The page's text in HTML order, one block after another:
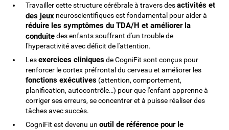
Travailler cette structure cérébrale à travers desactivités et
des jeux neuroscientifiques est fondamental pour aider à
réduire les symptômes du TDA/H et améliorer la
conduitedes enfants souffrant d'un trouble de
l'hyperactivité avec déficit de l'attention.
Lesexercices cliniquesde CogniFit sont conçus pour
renforcer le cortex préfrontal du cerveau et améliorer les
fonctions exécutives (attention, comportement,
planification, autocontrôle…) pour que l'enfant apprenne à
corriger ses erreurs, se concentrer et à puisse réaliser des
tâches avec succès.
CogniFit est devenu unoutil de référence pour le